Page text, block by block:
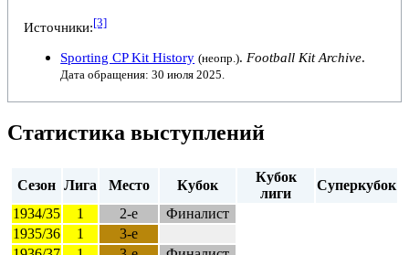
Источники:[3]
Sporting CP Kit History (неопр.). Football Kit Archive.
Дата обращения: 30 июля 2025.
Статистика выступлений
Сезон Лига Место Кубок
Кубок
лиги
Суперкубок
1934/35
1 2-е
Финалист
1935/36
1
3-е